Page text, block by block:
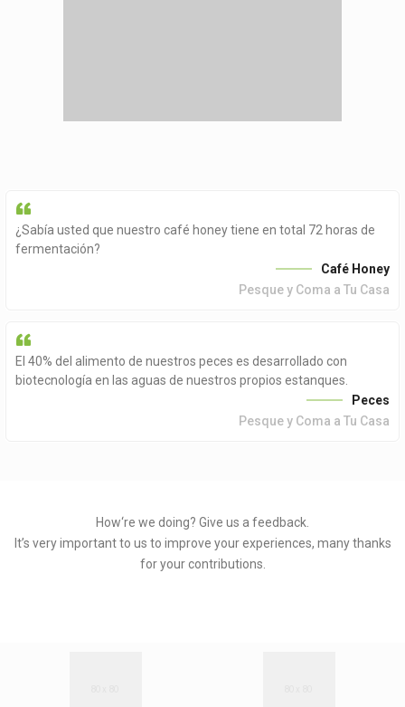
¿Sabía usted que nuestro café honey tiene en total 72 horas de
fermentación?
Café Honey
Pesque y Coma a Tu Casa
El 40% del alimento de nuestros peces es desarrollado con
biotecnología en las aguas de nuestros propios estanques.
Peces
Pesque y Coma a Tu Casa
How‘re we doing? Give us a feedback.
It’s very important to us to improve your experiences, many thanks
for your contributions.